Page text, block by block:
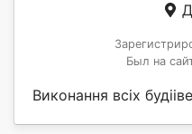
Был на
Виконання всіх